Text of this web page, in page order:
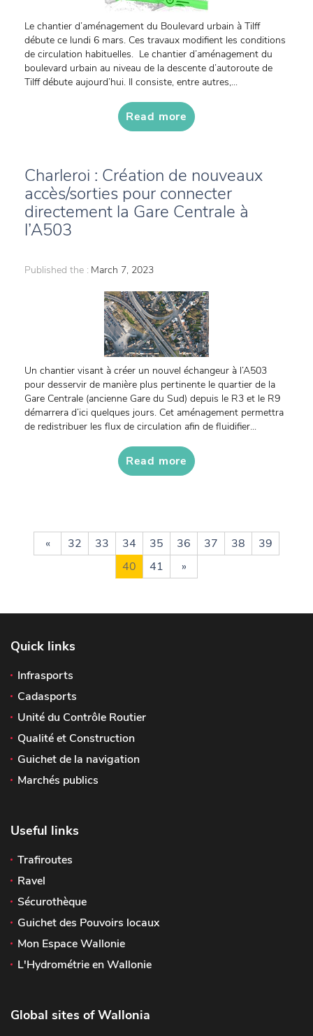
Le chantier d’aménagement du Boulevard urbain à Tilff
débute ce lundi 6 mars. Ces travaux modifient les conditions
de circulation habituelles. Le chantier d’aménagement du
boulevard urbain au niveau de la descente d’autoroute de
Tilff débute aujourd’hui. Il consiste, entre autres,...
Read more
Charleroi : Création de nouveaux
accès/sorties pour connecter
directement la Gare Centrale à
l’A503
Published the : March 7, 2023
Un chantier visant à créer un nouvel échangeur à l’A503
pour desservir de manière plus pertinente le quartier de la
Gare Centrale (ancienne Gare du Sud) depuis le R3 et le R9
démarrera d’ici quelques jours. Cet aménagement permettra
de redistribuer les flux de circulation afin de fluidifier...
Read more
« 32 33 34 35 36 37 38
39
40
41 »
Quick links
Infrasports
Cadasports
Unité du Contrôle Routier
Qualité et Construction
Guichet de la navigation
Marchés publics
Useful links
Trafiroutes
Ravel
Sécurothèque
Guichet des Pouvoirs locaux
Mon Espace Wallonie
L'Hydrométrie en Wallonie
Global sites of Wallonia